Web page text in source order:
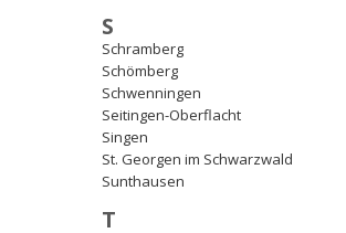
S
Schramberg
Schömberg
Schwenningen
Seitingen-Oberflacht
Singen
St. Georgen im Schwarzwald
Sunthausen
T